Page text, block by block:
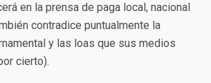
en la prensa de paga local, nacional
contradice puntualmente la
y las loas que sus medios
cierto).